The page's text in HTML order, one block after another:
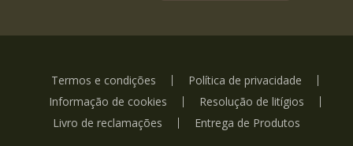
Termos e condições
Política de privacidade
Informação de cookies
Resolução de litígios
Livro de reclamações
Entrega de Produtos